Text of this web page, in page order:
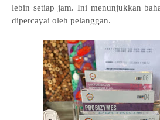
lebin setiap jam. Ini menunjukkan
dipercayai oleh pelanggan.